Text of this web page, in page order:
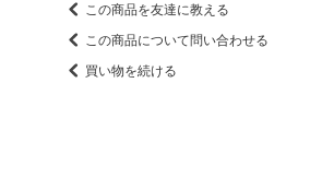
この商品を友達に教える
この商品について問い合わせる
買い物を続ける